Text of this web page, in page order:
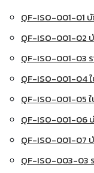
QF-ISO-001-01
QF-ISO-001-02
QF-ISO-001-03
QF-ISO-001-04
QF-ISO-001-05
QF-ISO-001-06
QF-ISO-001-07
QF-ISO-003-03